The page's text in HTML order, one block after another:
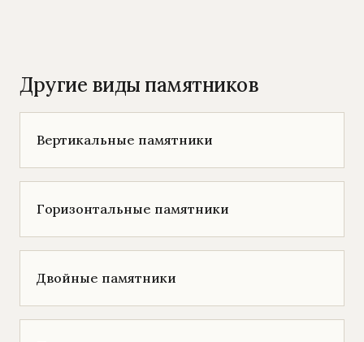
Другие виды памятников
Вертикальные памятники
Горизонтальные памятники
Двойные памятники